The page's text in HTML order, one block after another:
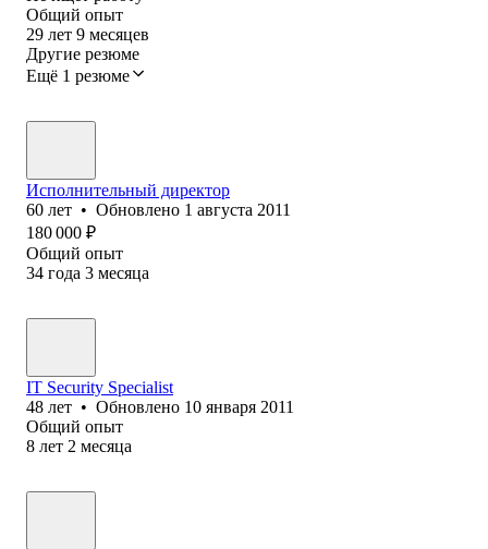
Общий опыт
29 лет 9 месяцев
Другие резюме
Ещё 1 резюме
Исполнительный директор
60 лет • Обновлено 1 августа 2011
180 000 ₽
Общий опыт
34 года 3 месяца
IT Security Specialist
48 лет • Обновлено 10 января 2011
Общий опыт
8 лет 2 месяца